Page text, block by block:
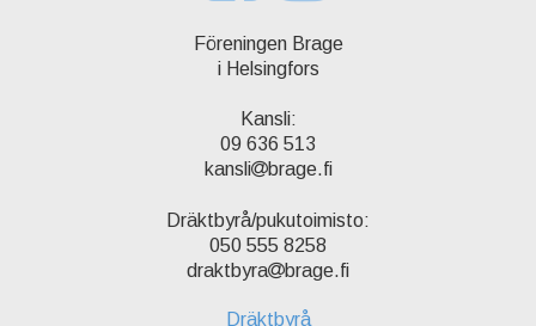
Föreningen Brage
i Helsingfors
Kansli:
09 636 513
kansli
brage.fi
Dräktbyrå/pukutoimisto:
050 555 8258
draktbyra
brage.fi
Dräktbyrå